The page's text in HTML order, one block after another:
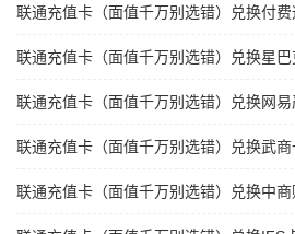
联通充值卡（面值千万别选错）兑换付费
联通充值卡（面值千万别选错）兑换星
联通充值卡（面值千万别选错）兑换网
联通充值卡（面值千万别选错）兑换武商
联通充值卡（面值千万别选错）兑换中